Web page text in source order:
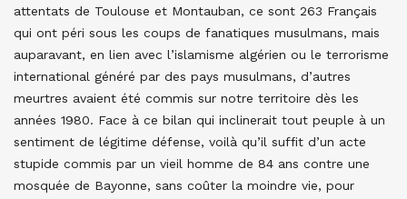
attentats de Toulouse et Montauban, ce sont 263 Français
qui ont péri sous les coups de fanatiques musulmans, mais
auparavant, en lien avec l’islamisme algérien ou le terrorisme
international généré par des pays musulmans, d’autres
meurtres avaient été commis sur notre territoire dès les
années 1980. Face à ce bilan qui inclinerait tout peuple à un
sentiment de légitime défense, voilà qu’il suffit d’un acte
stupide commis par un vieil homme de 84 ans contre une
mosquée de Bayonne, sans coûter la moindre vie, pour